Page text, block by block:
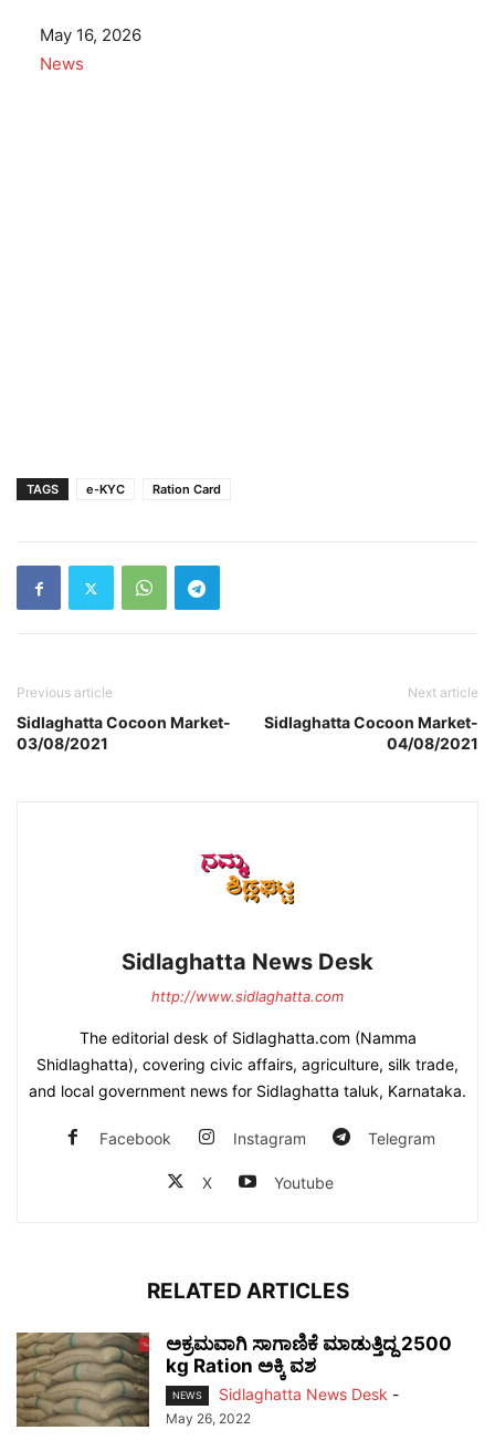
Date
May 16, 2026
In relation to
News
TAGS e-KYC Ration Card
Previous article
Sidlaghatta Cocoon Market-
03/08/2021
Next article
Sidlaghatta Cocoon Market-
04/08/2021
Sidlaghatta News Desk
http://www.sidlaghatta.com
The editorial desk of Sidlaghatta.com (Namma
Shidlaghatta), covering civic affairs, agriculture, silk trade,
and local government news for Sidlaghatta taluk, Karnataka.
Facebook Instagram Telegram
X Youtube
RELATED ARTICLES
ಅಕ್ರಮವಾಗಿ ಸಾಗಾಣಿಕೆ ಮಾಡುತ್ತಿದ್ದ 2500
kg Ration ಅಕ್ಕಿ ವಶ
NEWS Sidlaghatta News Desk -
May 26, 2022